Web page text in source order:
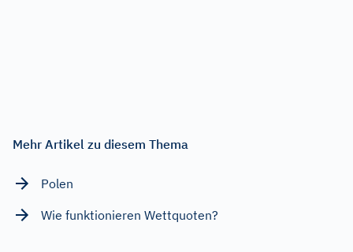
Mehr Artikel zu diesem Thema
Polen
Wie funktionieren Wettquoten?